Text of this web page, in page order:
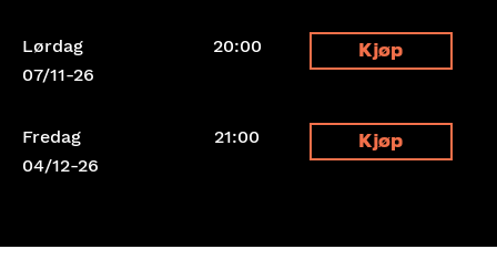
Lørdag
07/11-26
20:00 Kjøp
Fredag
04/12-26
21:00 Kjøp